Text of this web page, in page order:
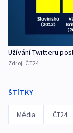
Užívání Twitteru
Zdroj: ČT24
ŠTÍTKY
Média ČT24